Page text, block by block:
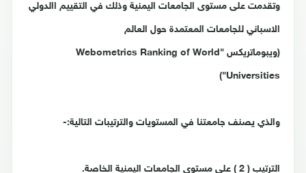
وتقدمت على مستوى الجامعات اليمنية وذلك في التقييم االدولي
الاسباني للجامعات المعتمدة حول العالم
(ويبوماتريكس "Webometrics Ranking of World
Universities")
والذي يصنف جامعتنا في المستويات والترتيبات التالية:-
الترتيب ( 2 ) على مستوى الجامعات اليمنية الخاصة.